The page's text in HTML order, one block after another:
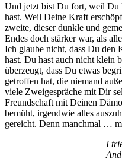
Und jetzt bist Du fort, weil Du
hast. Weil Deine Kraft
zweite, dieser dunkle und
Endes doch stärker war, als
Ich glaube nicht, dass Du den
hast. Du hast auch nicht klein
überzeugt, dass Du etwas
getroffen hat, die niemand
viele Zweigespräche mit Dir
Freundschaft mit Deinen
bemüht, irgendwie alles
gereicht. Denn manchmal …
I